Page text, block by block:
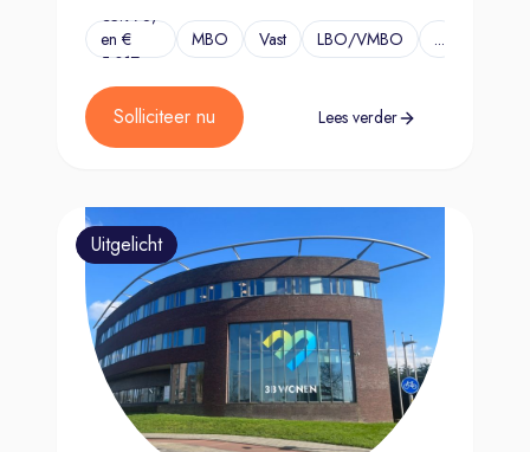
€3.978,-
en €
5.017,-
MBO Vast LBO/VMBO ...
Solliciteer nu Lees verder
Uitgelicht